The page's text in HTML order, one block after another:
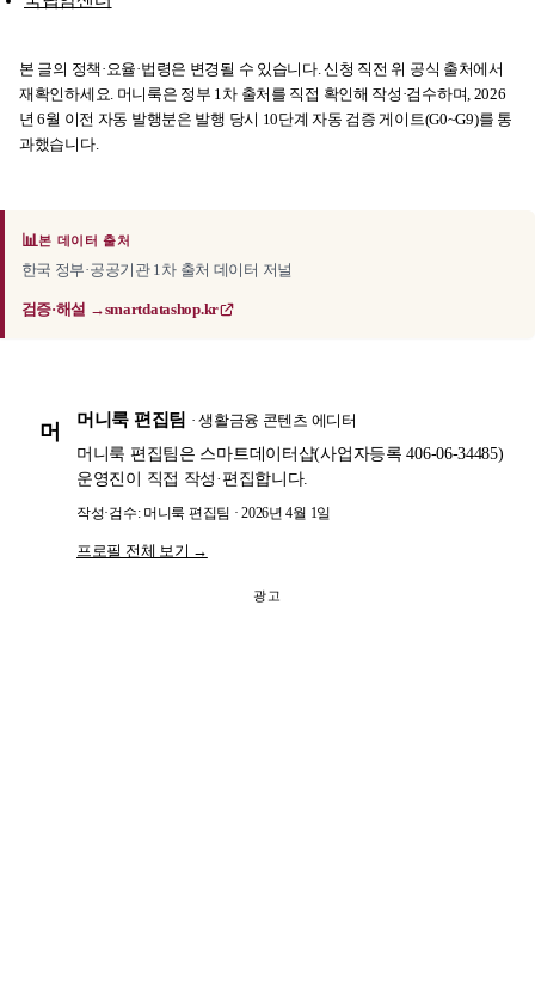
본 글의 정책·요율·법령은 변경될 수 있습니다. 신청 직전 위 공식 출처에서
재확인하세요. 머니룩은 정부 1차 출처를 직접 확인해 작성·검수하며, 2026
년 6월 이전 자동 발행분은 발행 당시 10단계 자동 검증 게이트(G0~G9)를 통
과했습니다.
📊본 데이터 출처
한국 정부·공공기관 1차 출처 데이터 저널
검증·해설 →smartdatashop.kr
머
머니룩 편집팀 · 생활금융 콘텐츠 에디터
머니룩 편집팀은 스마트데이터샵(사업자등록 406-06-34485)
운영진이 직접 작성·편집합니다.
작성·검수: 머니룩 편집팀 · 2026년 4월 1일
프로필 전체 보기 →
광고